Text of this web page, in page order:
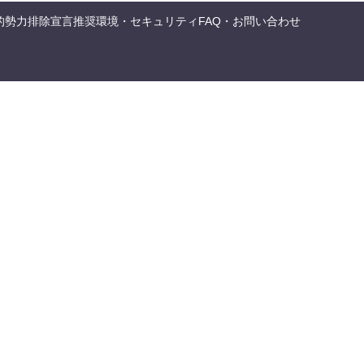
勢力排除宣言推奨環境・セキュリティ FAQ・お問い合わせ